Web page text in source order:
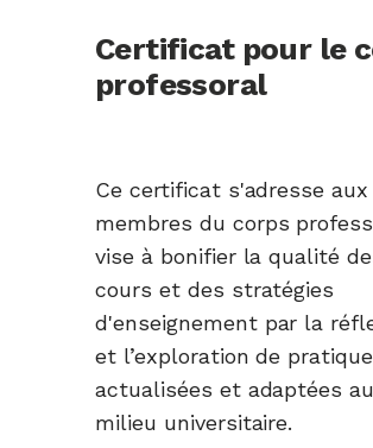
Certificat pour le
professoral
Ce certificat s'adresse aux
membres du corps
vise à bonifier la qualité
cours et des stratégies
d'enseignement par la
et l’exploration de
actualisées et adaptées au
milieu universitaire.